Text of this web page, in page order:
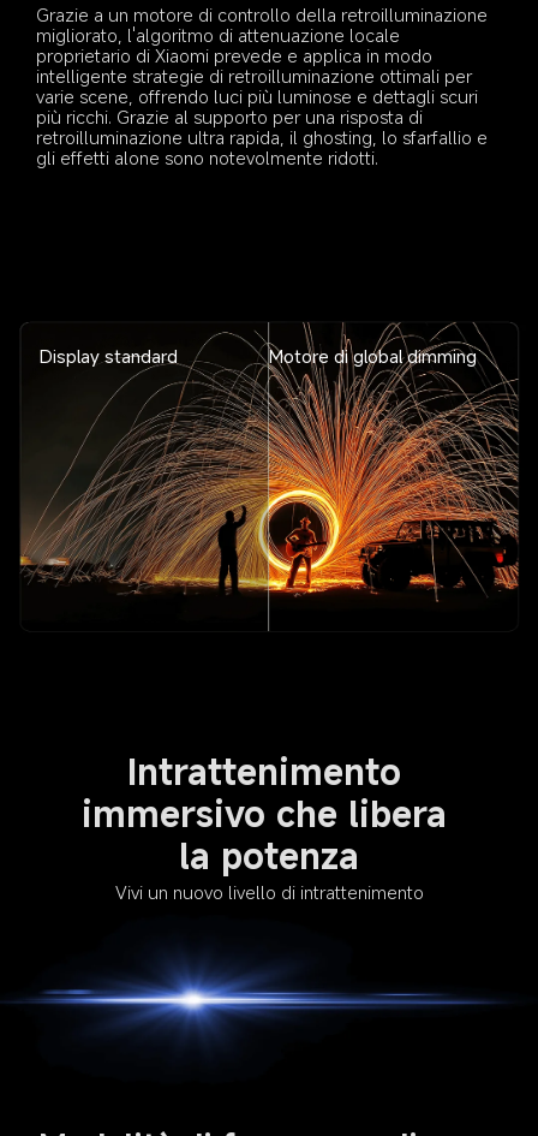
Grazie a un motore di controllo della retroilluminazione
migliorato, l'algoritmo di attenuazione locale
proprietario di Xiaomi prevede e applica in modo
intelligente strategie di retroilluminazione ottimali per
varie scene, offrendo luci più luminose e dettagli scuri
più ricchi. Grazie al supporto per una risposta di
retroilluminazione ultra rapida, il ghosting, lo sfarfallio e
gli effetti alone sono notevolmente ridotti.
Display standard Motore di global dimming
Intrattenimento
immersivo che libera
la potenza
Vivi un nuovo livello di intrattenimento